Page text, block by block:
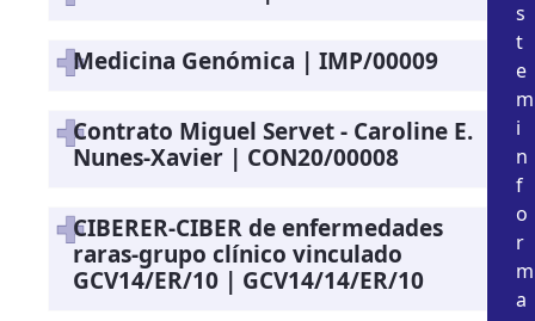
Medicina Genómica | IMP/00009
Contrato Miguel Servet - Caroline E.
Nunes-Xavier | CON20/00008
CIBERER-CIBER de enfermedades
raras-grupo clínico vinculado
GCV14/ER/10 | GCV14/14/ER/10
s
t
e
m
i
n
f
o
r
m
a